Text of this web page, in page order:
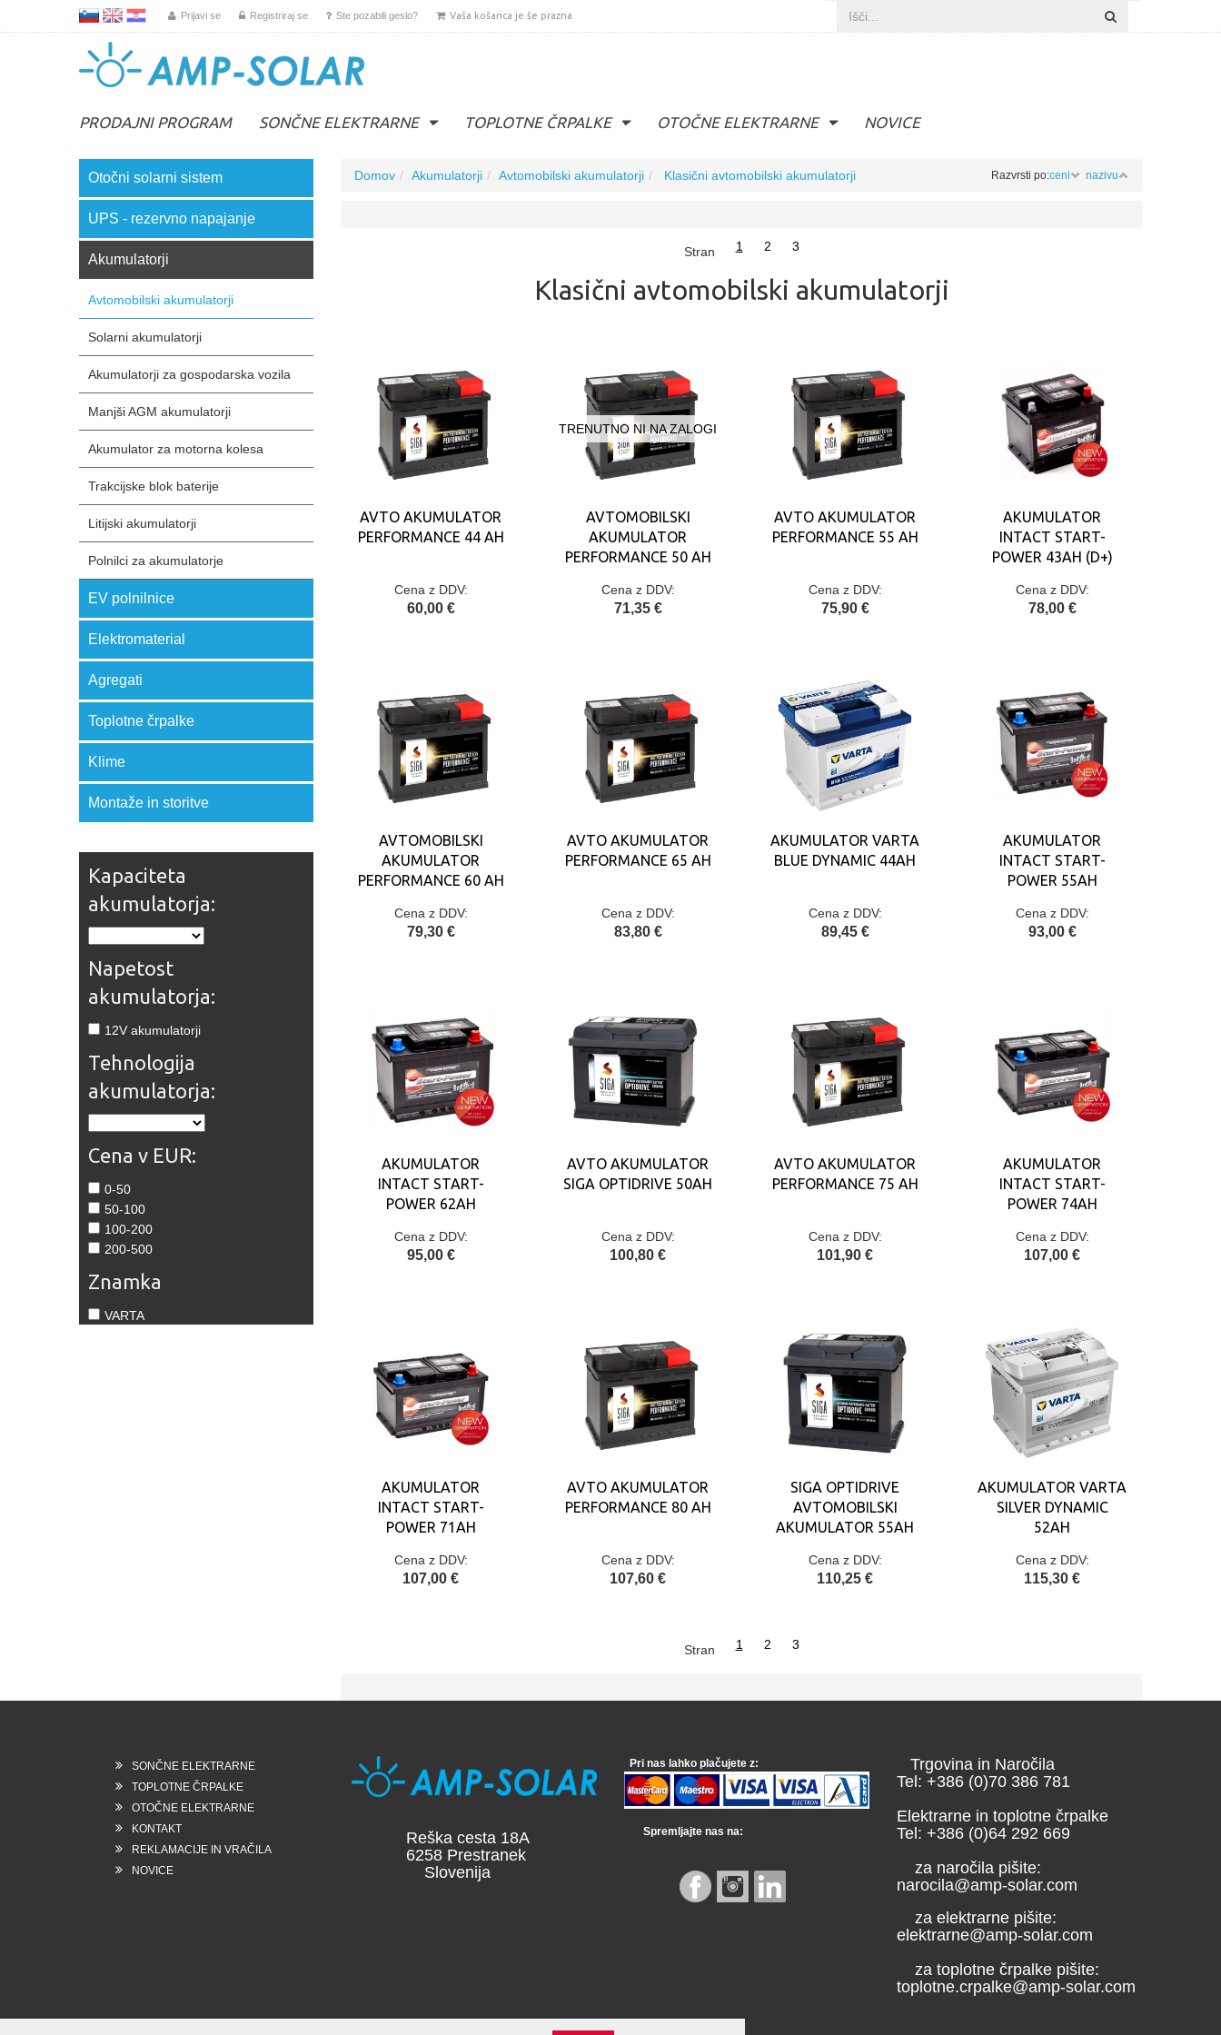
Prijavi se Registriraj se Ste pozabili geslo? Vaša košarica je še prazna
PRODAJNI PROGRAM SONČNE ELEKTRARNE TOPLOTNE ČRPALKE OTOČNE ELEKTRARNE NOVICE
Otočni solarni sistem
UPS - rezervno napajanje
Akumulatorji
Avtomobilski akumulatorji
Solarni akumulatorji
Akumulatorji za gospodarska vozila
Manjši AGM akumulatorji
Akumulator za motorna kolesa
Trakcijske blok baterije
Litijski akumulatorji
Polnilci za akumulatorje
EV polnilnice
Elektromaterial
Agregati
Toplotne črpalke
Klime
Montaže in storitve
Kapaciteta
akumulatorja:
Napetost
akumulatorja:
12V akumulatorji
Tehnologija
akumulatorja:
Cena v EUR:
0-50
50-100
100-200
200-500
Znamka
VARTA
Domov Akumulatorji Avtomobilski akumulatorji Klasični avtomobilski akumulatorji
Stran 1 2 3
Razvrsti po:ceni nazivu
Klasični avtomobilski akumulatorji
AVTO AKUMULATOR
PERFORMANCE 44 AH
Cena z DDV:
60,00 €
TRENUTNO NI NA ZALOGI
AVTOMOBILSKI
AKUMULATOR
PERFORMANCE 50 AH
Cena z DDV:
71,35 €
AVTO AKUMULATOR
PERFORMANCE 55 AH
Cena z DDV:
75,90 €
AKUMULATOR
INTACT START-
POWER 43AH (D+)
Cena z DDV:
78,00 €
AVTOMOBILSKI
AKUMULATOR
PERFORMANCE 60 AH
Cena z DDV:
79,30 €
AVTO AKUMULATOR
PERFORMANCE 65 AH
Cena z DDV:
83,80 €
AKUMULATOR VARTA
BLUE DYNAMIC 44AH
Cena z DDV:
89,45 €
AKUMULATOR
INTACT START-
POWER 55AH
Cena z DDV:
93,00 €
AKUMULATOR
INTACT START-
POWER 62AH
Cena z DDV:
95,00 €
AVTO AKUMULATOR
SIGA OPTIDRIVE 50AH
Cena z DDV:
100,80 €
AVTO AKUMULATOR
PERFORMANCE 75 AH
Cena z DDV:
101,90 €
AKUMULATOR
INTACT START-
POWER 74AH
Cena z DDV:
107,00 €
AKUMULATOR
INTACT START-
POWER 71AH
Cena z DDV:
107,00 €
AVTO AKUMULATOR
PERFORMANCE 80 AH
Cena z DDV:
107,60 €
SIGA OPTIDRIVE
AVTOMOBILSKI
AKUMULATOR 55AH
Cena z DDV:
110,25 €
AKUMULATOR VARTA
SILVER DYNAMIC
52AH
Cena z DDV:
115,30 €
Stran 1 2 3
SONČNE ELEKTRARNE
TOPLOTNE ČRPALKE
OTOČNE ELEKTRARNE
KONTAKT
REKLAMACIJE IN VRAČILA
NOVICE
Reška cesta 18A
6258 Prestranek
Slovenija
Pri nas lahko plačujete z:
Spremljajte nas na:
Trgovina in Naročila
Tel: +386 (0)70 386 781
Elektrarne in toplotne črpalke
Tel: +386 (0)64 292 669
za naročila pišite:
narocila@amp-solar.com
za elektrarne pišite:
elektrarne@amp-solar.com
za toplotne črpalke pišite:
toplotne.crpalke@amp-solar.com